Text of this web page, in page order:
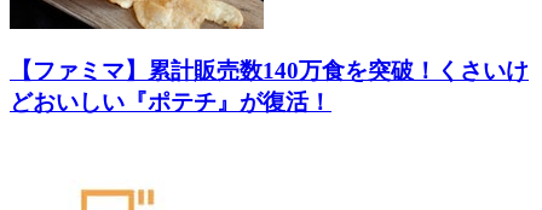
【ファミマ】累計販売数140万食を突破！くさいけ
どおいしい『ポテチ』が復活！